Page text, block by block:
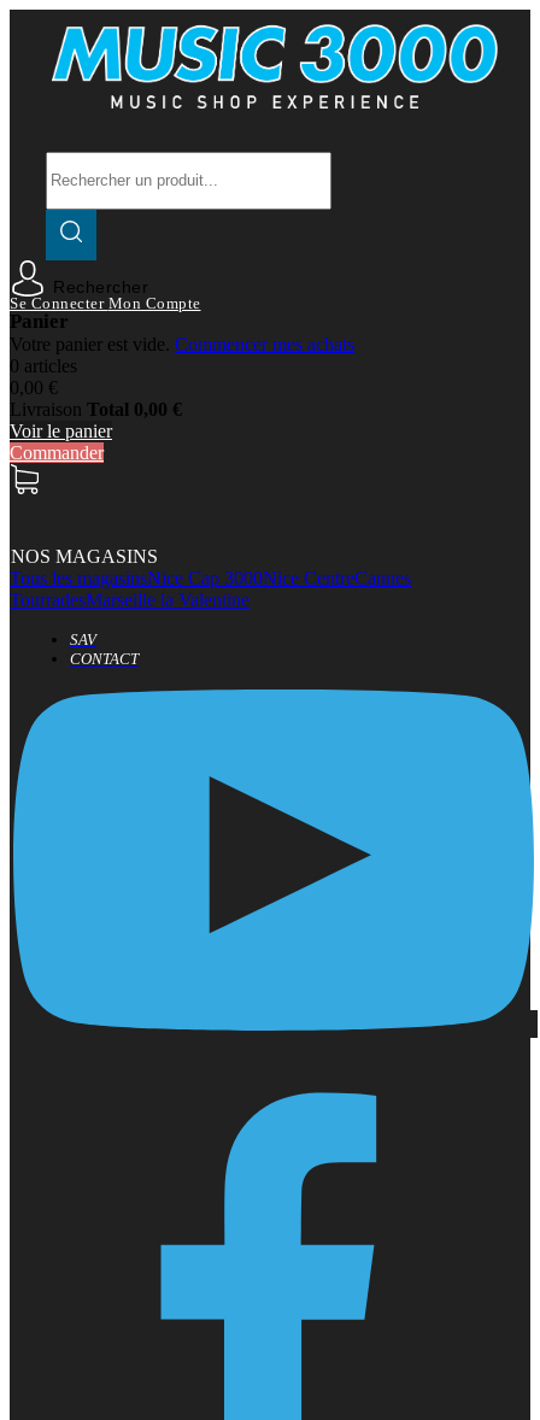
Rechercher
Se Connecter Mon Compte
Panier
Votre panier est vide. Commencer mes achats
0 articles
0,00 €
Livraison Total 0,00 €
Voir le panier
Commander
NOS MAGASINS
Tous les magasinsNice Cap 3000Nice CentreCannes
TourradesMarseille la Valentine
SAV
CONTACT